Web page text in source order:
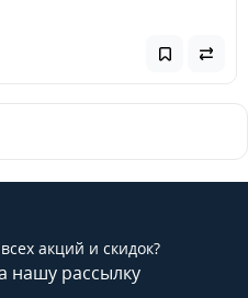
акций и скидок?
нашу рассылку